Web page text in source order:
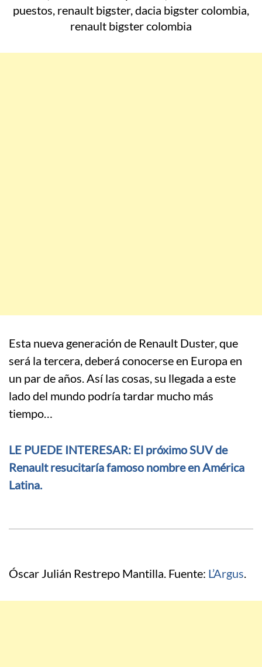
Esta nueva generación de Renault Duster, que
será la tercera, deberá conocerse en Europa en
un par de años. Así las cosas, su llegada a este
lado del mundo podría tardar mucho más
tiempo…
LE PUEDE INTERESAR: El próximo SUV de
Renault resucitaría famoso nombre en América
Latina.
Óscar Julián Restrepo Mantilla. Fuente: L’Argus.